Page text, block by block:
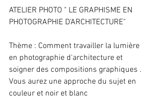
ATELIER PHOTO " LE GRAPHISME EN
PHOTOGRAPHIE D'ARCHITECTURE"
Thème : Comment travailler la lumière
en photographie d'architecture et
soigner des compositions graphiques .
Vous aurez une approche du sujet en
couleur et noir et blanc